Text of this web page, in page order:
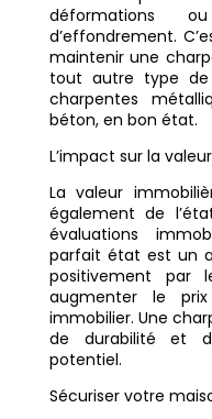
déformations
d’effondrement.
maintenir une
tout autre type de
charpentes
béton, en bon état.
L’impact sur la
La valeur
également de
évaluations
parfait état est un
positivement par
augmenter le
immobilier. Une
de durabilité et
potentiel.
Sécuriser votre